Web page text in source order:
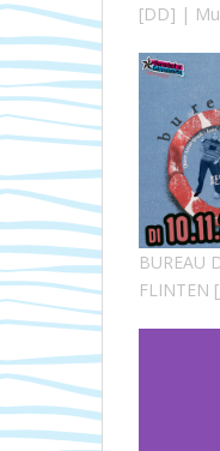
[DD] |
BUREAU
FLINTEN